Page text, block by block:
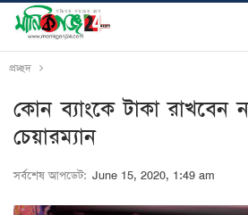
প্রচ্ছদ
কোন ব্যাংকে টাকা রাখবেন
চেয়ারম্যান
সর্বশেষ আপডেট: June 15, 2020, 1:49 am